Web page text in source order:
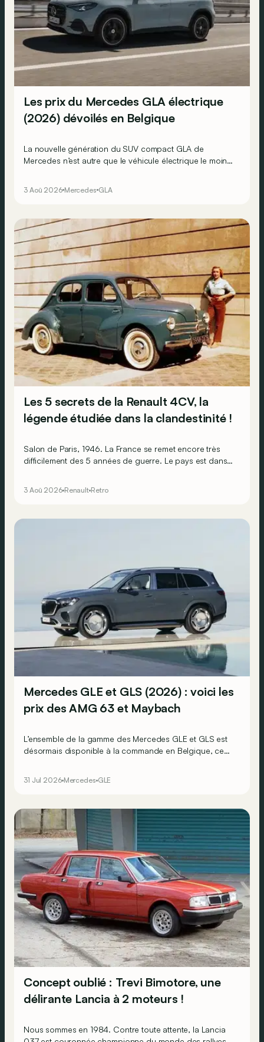
Les prix du Mercedes GLA électrique
(2026) dévoilés en Belgique
La nouvelle génération du SUV compact GLA de
Mercedes n’est autre que le véhicule électrique le moins
3 Aoû 2026 Mercedes GLA
Les 5 secrets de la Renault 4CV, la
légende étudiée dans la clandestinité !
Salon de Paris, 1946. La France se remet encore très
difficilement des 5 années de guerre. Le pays est dans
fixe, car sur le stand Renault, il y a la promesse de
3 Aoû 2026 Renault Retro
Mercedes GLE et GLS (2026) : voici les
prix des AMG 63 et Maybach
L’ensemble de la gamme des Mercedes GLE et GLS est
désormais disponible à la commande en Belgique, ce
31 Jul 2026 Mercedes GLE
Concept oublié : Trevi Bimotore, une
délirante Lancia à 2 moteurs !
Nous sommes en 1984. Contre toute attente, la Lancia